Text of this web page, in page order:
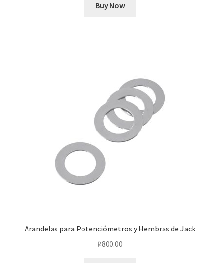
Buy Now
Arandelas para Potenciómetros y Hembras de Jack
₽800.00